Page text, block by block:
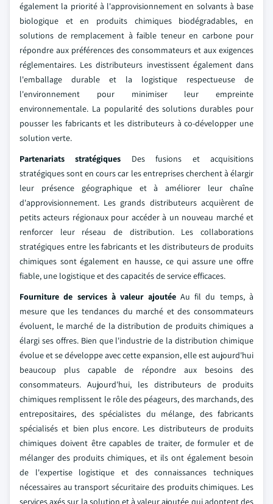
également la priorité à l'approvisionnement en solvants à base
biologique et en produits chimiques biodégradables, en
solutions de remplacement à faible teneur en carbone pour
répondre aux préférences des consommateurs et aux exigences
réglementaires. Les distributeurs investissent également dans
l'emballage durable et la logistique respectueuse de
l'environnement pour minimiser leur empreinte
environnementale. La popularité des solutions durables pour
pousser les fabricants et les distributeurs à co-développer une
solution verte.
Partenariats stratégiques Des fusions et acquisitions
stratégiques sont en cours car les entreprises cherchent à élargir
leur présence géographique et à améliorer leur chaîne
d'approvisionnement. Les grands distributeurs acquièrent de
petits acteurs régionaux pour accéder à un nouveau marché et
renforcer leur réseau de distribution. Les collaborations
stratégiques entre les fabricants et les distributeurs de produits
chimiques sont également en hausse, ce qui assure une offre
fiable, une logistique et des capacités de service efficaces.
Fourniture de services à valeur ajoutée Au fil du temps, à
mesure que les tendances du marché et des consommateurs
évoluent, le marché de la distribution de produits chimiques a
élargi ses offres. Bien que l'industrie de la distribution chimique
évolue et se développe avec cette expansion, elle est aujourd'hui
beaucoup plus capable de répondre aux besoins des
consommateurs. Aujourd'hui, les distributeurs de produits
chimiques remplissent le rôle des péageurs, des marchands, des
entrepositaires, des spécialistes du mélange, des fabricants
spécialisés et bien plus encore. Les distributeurs de produits
chimiques doivent être capables de traiter, de formuler et de
mélanger des produits chimiques, et ils ont également besoin
de l'expertise logistique et des connaissances techniques
nécessaires au transport sécuritaire des produits chimiques. Les
services axés sur la solution et à valeur ajoutée qui adoptent des